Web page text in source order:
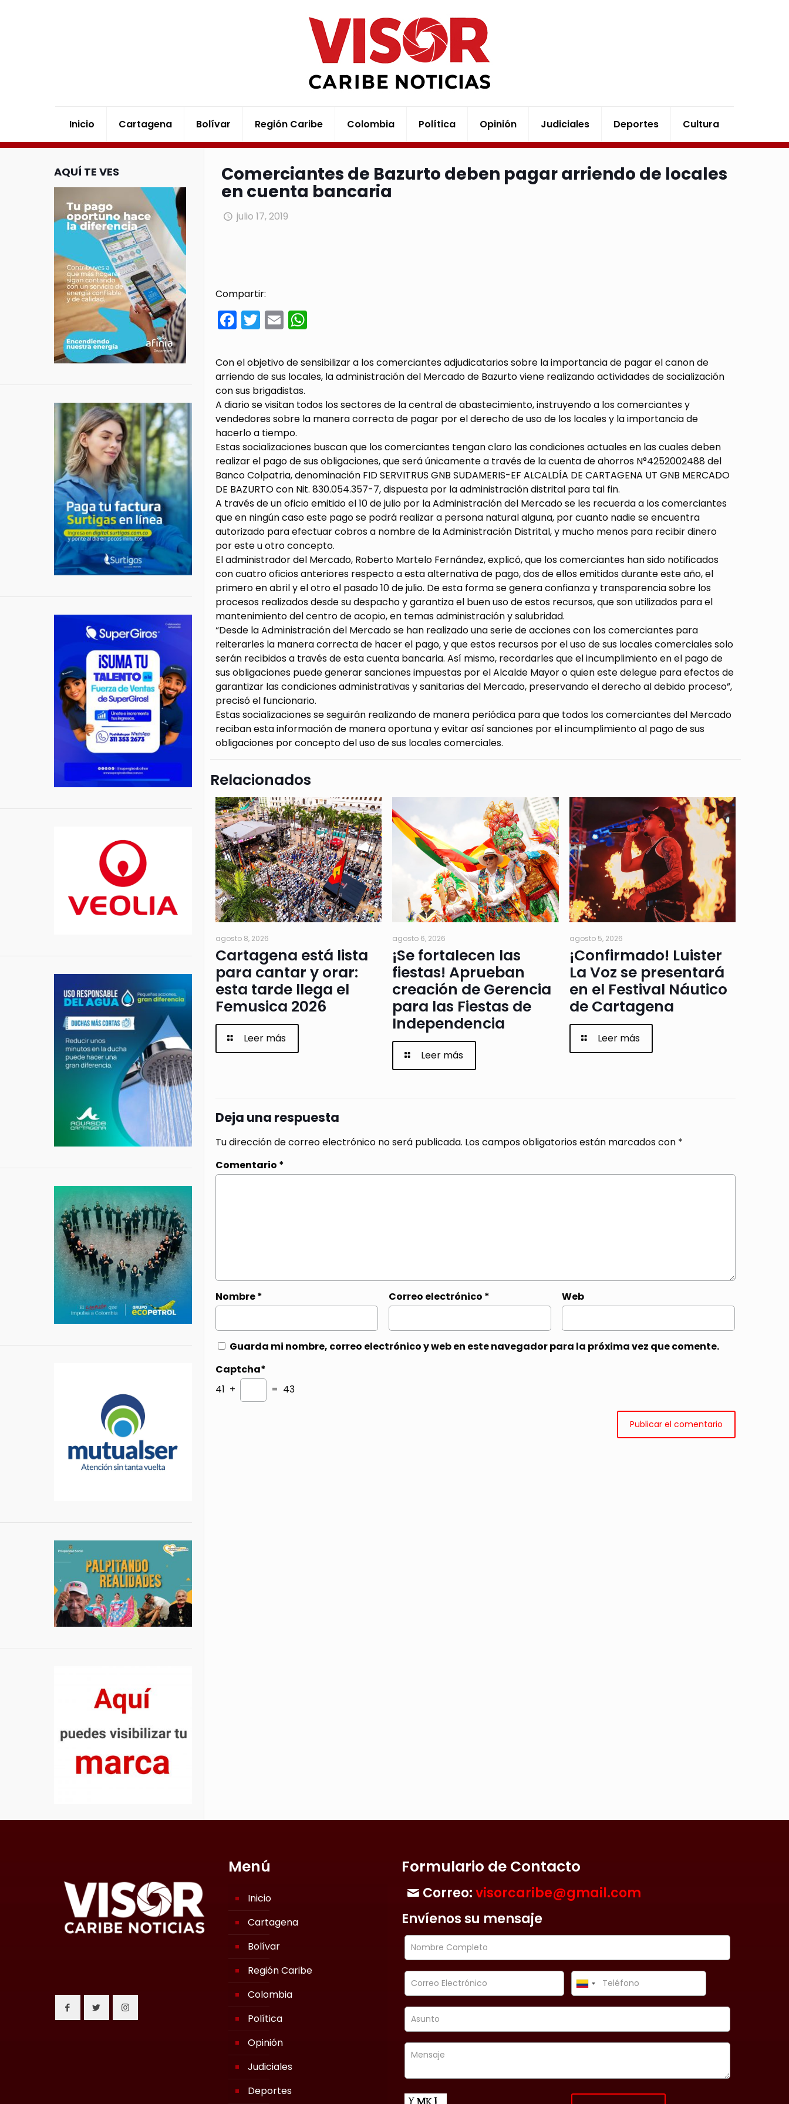
Inicio Cartagena Bolívar Región Caribe Colombia Política Opinión Judiciales Deportes Cultura
Comerciantes de Bazurto deben pagar arriendo de locales
en cuenta bancaria
julio 17, 2019
Compartir:
Facebook
Twitter
Email
Con el objetivo de sensibilizar a los comerciantes adjudicatarios sobre la importancia de pagar el canon de
arriendo de sus locales, la administración del Mercado de Bazurto viene realizando actividades de socialización
con sus brigadistas.
A diario se visitan todos los sectores de la central de abastecimiento, instruyendo a los comerciantes y
vendedores sobre la manera correcta de pagar por el derecho de uso de los locales y la importancia de
hacerlo a tiempo.
Estas socializaciones buscan que los comerciantes tengan claro las condiciones actuales en las cuales deben
realizar el pago de sus obligaciones, que será únicamente a través de la cuenta de ahorros N°4252002488 del
Banco Colpatria, denominación FID SERVITRUS GNB SUDAMERIS-EF ALCALDÍA DE CARTAGENA UT GNB MERCADO
DE BAZURTO con Nit. 830.054.357-7, dispuesta por la administración distrital para tal fin.
A través de un oficio emitido el 10 de julio por la Administración del Mercado se les recuerda a los comerciantes
que en ningún caso este pago se podrá realizar a persona natural alguna, por cuanto nadie se encuentra
autorizado para efectuar cobros a nombre de la Administración Distrital, y mucho menos para recibir dinero
por este u otro concepto.
El administrador del Mercado, Roberto Martelo Fernández, explicó, que los comerciantes han sido notificados
con cuatro oficios anteriores respecto a esta alternativa de pago, dos de ellos emitidos durante este año, el
primero en abril y el otro el pasado 10 de julio. De esta forma se genera confianza y transparencia sobre los
procesos realizados desde su despacho y garantiza el buen uso de estos recursos, que son utilizados para el
mantenimiento del centro de acopio, en temas administración y salubridad.
“Desde la Administración del Mercado se han realizado una serie de acciones con los comerciantes para
reiterarles la manera correcta de hacer el pago, y que estos recursos por el uso de sus locales comerciales solo
serán recibidos a través de esta cuenta bancaria. Así mismo, recordarles que el incumplimiento en el pago de
sus obligaciones puede generar sanciones impuestas por el Alcalde Mayor o quien este delegue para efectos de
garantizar las condiciones administrativas y sanitarias del Mercado, preservando el derecho al debido proceso”,
precisó el funcionario.
Estas socializaciones se seguirán realizando de manera periódica para que todos los comerciantes del Mercado
reciban esta información de manera oportuna y evitar así sanciones por el incumplimiento al pago de sus
obligaciones por concepto del uso de sus locales comerciales.
Relacionados
agosto 8, 2026
Cartagena está lista
para cantar y orar:
esta tarde llega el
Femusica 2026
Leer más
agosto 6, 2026
¡Se fortalecen las
fiestas! Aprueban
creación de Gerencia
para las Fiestas de
Independencia
Leer más
agosto 5, 2026
¡Confirmado! Luister
La Voz se presentará
en el Festival Náutico
de Cartagena
Leer más
Deja una respuesta
Tu dirección de correo electrónico no será publicada. Los campos obligatorios están marcados con *
Comentario *
Nombre* Correo electrónico * Web
Guarda mi nombre, correo electrónico y web en este navegador para la próxima vez que comente.
Captcha*
41 +
= 43
AQUÍ TE VES
Menú
Inicio
Cartagena
Bolívar
Región Caribe
Colombia
Política
Opinión
Judiciales
Deportes
Formulario de Contacto
Correo:visorcaribe@gmail.com
Envíenos su mensaje